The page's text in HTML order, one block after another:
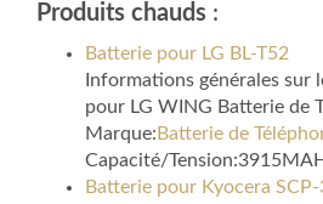
Produits chauds :
Batterie pour LG BL-T52
Informations générales
pour LG WING Batterie de
Marque: Batterie de
Capacité/
Batterie pour Kyocera SCP-